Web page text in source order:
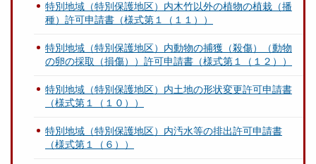
特別地域（特別保護地区）内木竹以外の植物の植栽（播
種）許可申請書（様式第１（１１））
特別地域（特別保護地区）内動物の捕獲（殺傷）（動物
の卵の採取（損傷））許可申請書（様式第１（１２））
特別地域（特別保護地区）内土地の形状変更許可申請書
（様式第１（１０））
特別地域（特別保護地区）内汚水等の排出許可申請書
（様式第１（６））